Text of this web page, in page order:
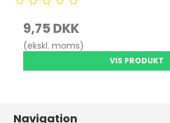
9,75 DKK
(ekskl. moms)
VIS PRODUKT
Navigation